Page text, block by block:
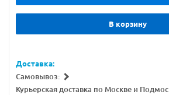
В корзину
Доставка:
Самовывоз:
Курьерская доставка по Москве и